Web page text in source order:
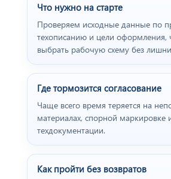
Отзыв от
пивного ресторана
"BEERHOUSE".
Что нужно на старте
Проверяем исходные данные по
техописанию и цели оформления,
выбрать рабочую схему без
Где тормозится согласование
Чаще всего время теряется на
материалах, спорной маркировке
техдокументации.
Как пройти без возвратов